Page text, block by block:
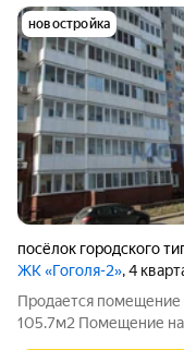
новостройка
посёлок городского
ЖК «Гоголя-2», 4
Продается помещение
105.7м2 Помещение